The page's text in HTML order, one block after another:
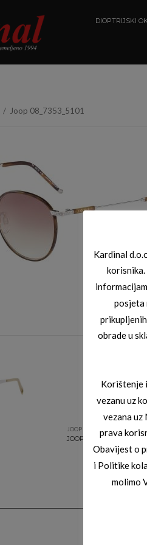
DIOPTRIJSKI
/ Joop 08_7353_5101
JOOP SUNČANE NAOČALE
JOOP 08_7232_4493
Kardinal
posjeta
obrade u
Korištenje
vezanu uz
vezana
prava
Obavijest o
i Politike
molimo